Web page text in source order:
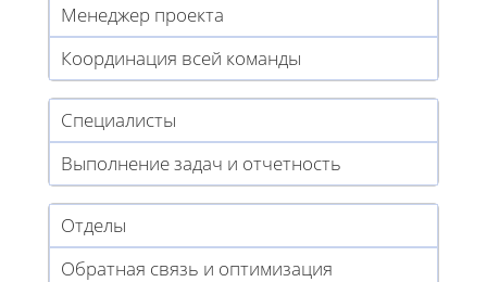
Менеджер проекта
Координация всей команды
Специалисты
Выполнение задач и отчетность
Отделы
Обратная связь и оптимизация